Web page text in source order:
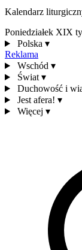
Kalendarz
Poniedziałek XIX
Polska ▾
Reklama
Wschód ▾
Świat ▾
Duchowość i
Jest afera! ▾
Więcej ▾